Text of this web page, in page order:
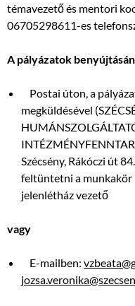
témavezető és mentori
06705298611-es
A pályázatok
Postai úton, a
megküldésével
Szécsény, Rákóczi út
feltüntetni a munkakör
jelenlétház vezető
vagy
E-mailben: